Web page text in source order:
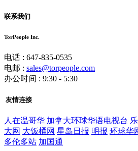
联系我们
TorPeople Inc.
电话 : 647-835-0535
电邮 : sales@torpeople.com
办公时间 : 9:30 - 5:30
友情连接
人在温哥华 加拿大环球华语电视台
大网 大饭桶网 星岛日报 明报 环球华
多伦多站 加国通